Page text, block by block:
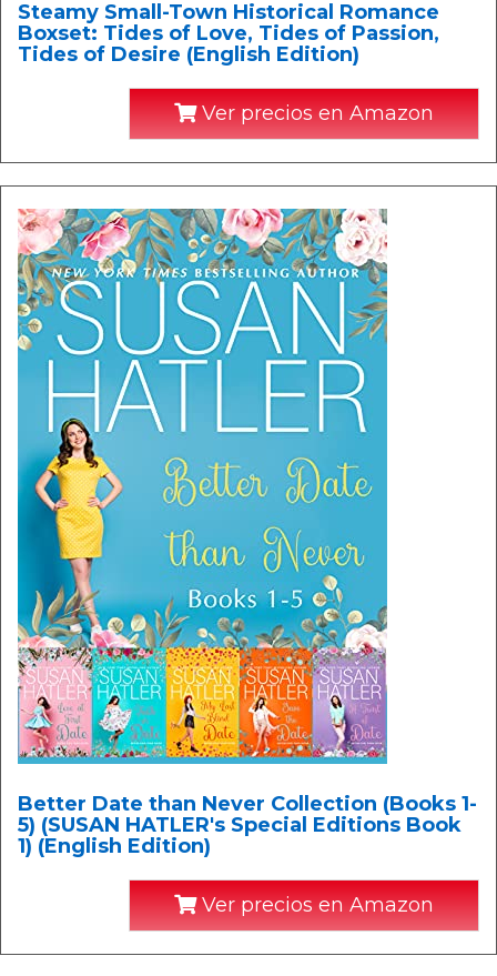
Steamy Small-Town Historical Romance
Boxset: Tides of Love, Tides of Passion,
Tides of Desire (English Edition)
Ver precios en Amazon
Better Date than Never Collection (Books 1-
5) (SUSAN HATLER's Special Editions Book
1) (English Edition)
Ver precios en Amazon